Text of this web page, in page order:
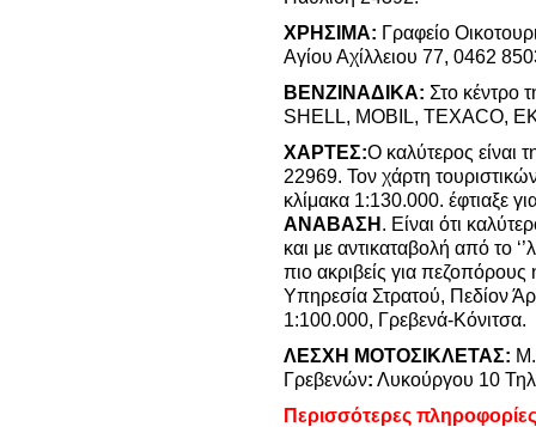
ΧΡΗΣΙΜΑ: Γραφείο
Αγίου Αχίλλειου 77, 0462
ΒΕΝΖΙΝΑΔΙΚΑ: Στο κέντρο
SHELL, MOBIL, TEXACO,
ΧΑΡΤΕΣ:Ο καλύτερος είναι
22969. Τον χάρτη
κλίμακα 1:130.000. έφτιαξε
ΑΝΑΒΑΣΗ . Είναι ότι
και με αντικαταβολή από το
πιο ακριβείς για πεζοπόρους
Υπηρεσία Στρατού, Πεδίον
1:100.000, Γρεβενά-Κόνιτσα.
ΛΕΣΧΗ ΜΟΤΟΣΙΚΛΕΤΑΣ:
Γρεβενών: Λυκούργου 10
Περισσότερες